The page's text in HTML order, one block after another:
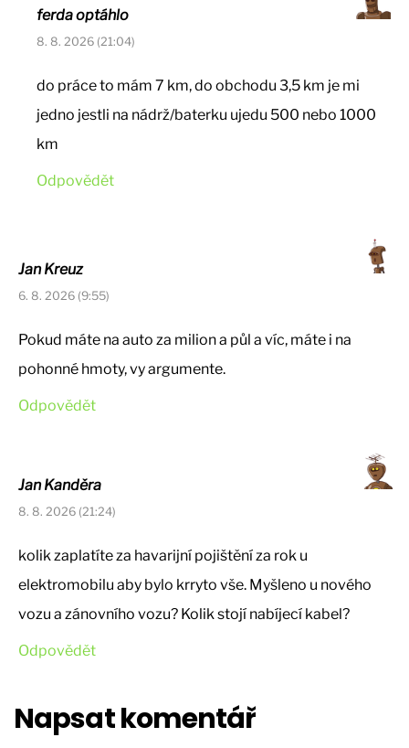
ferda optáhlo
8. 8. 2026 (21:04)
do práce to mám 7 km, do obchodu 3,5 km je mi
jedno jestli na nádrž/baterku ujedu 500 nebo 1000
km
Odpovědět
Jan Kreuz
6. 8. 2026 (9:55)
Pokud máte na auto za milion a půl a víc, máte i na
pohonné hmoty, vy argumente.
Odpovědět
Jan Kanděra
8. 8. 2026 (21:24)
kolik zaplatíte za havarijní pojištění za rok u
elektromobilu aby bylo krryto vše. Myšleno u nového
vozu a zánovního vozu? Kolik stojí nabíjecí kabel?
Odpovědět
Napsat komentář